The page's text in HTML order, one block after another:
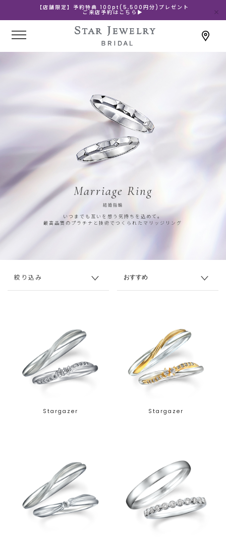
【店舗限定】予約特典 100pt(5,500円分)プレゼント
ご来店予約はこちら▶
Marriage Ring
結婚指輪
いつまでも互いを想う気持ちを込めて。
最高品質のプラチナと技術でつくられたマリッジリング
絞り込み
Stargazer Stargazer